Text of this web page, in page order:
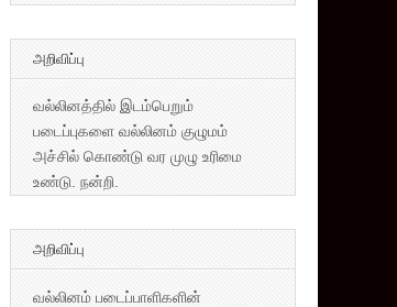
அறிவிப்பு
வல்லினத்தில் இடம்பெறும்
படைப்புகளை வல்லினம் குழுமம்
அச்சில் கொண்டு வர முழு உரிமை
உண்டு. நன்றி.
அறிவிப்பு
வல்லினம் படைப்பாளிகளின்